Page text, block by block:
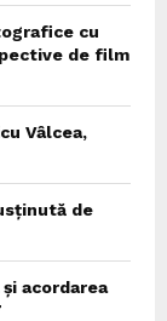
cu
de film
Vâlcea,
de
acordarea